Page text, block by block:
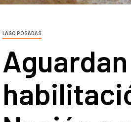
LAGO POSADAS
Aguardan